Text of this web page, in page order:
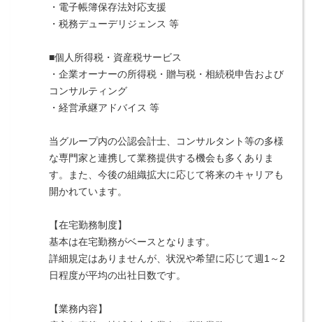
・電子帳簿保存法対応支援
・税務デューデリジェンス 等
■個人所得税・資産税サービス
・企業オーナーの所得税・贈与税・相続税申告および
コンサルティング
・経営承継アドバイス 等
当グループ内の公認会計士、コンサルタント等の多様
な専門家と連携して業務提供する機会も多くありま
す。また、今後の組織拡大に応じて将来のキャリアも
開かれています。
【在宅勤務制度】
基本は在宅勤務がベースとなります。
詳細規定はありませんが、状況や希望に応じて週1～2
日程度が平均の出社日数です。
【業務内容】